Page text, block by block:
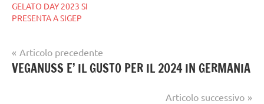
GELATO DAY 2023 SI
PRESENTA A SIGEP
gelatieri,
gelataio
Navigazione
articoli
Articolo precedente
VEGANUSS E’ IL GUSTO PER IL 2024 IN GERMANIA
Articolo successivo